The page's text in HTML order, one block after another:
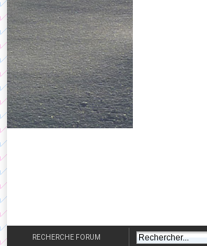
RECHERCHE FORUM